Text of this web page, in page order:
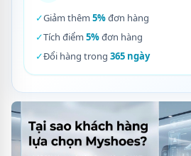
✓Giảm thêm 5%đơn hàng
✓Tích điểm 5%đơn hàng
✓Đổi hàng trong 365 ngày